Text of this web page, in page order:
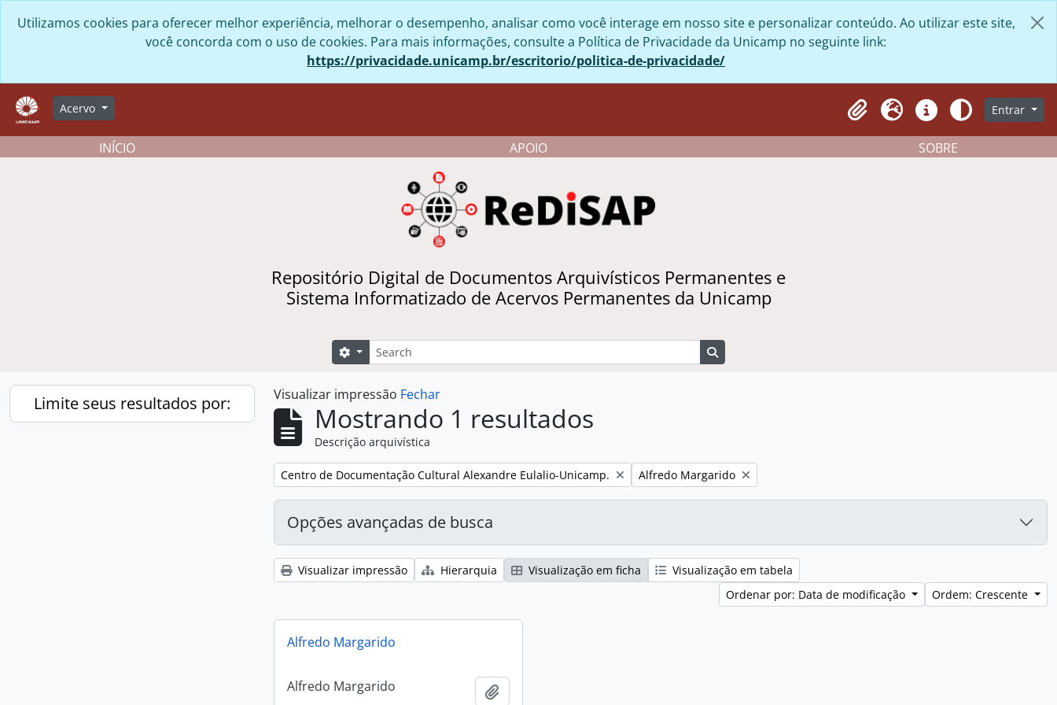
Utilizamos cookies para oferecer melhor experiência, melhorar o desempenho, analisar como você interage em nosso site e personalizar conteúdo. Ao utilizar este site,
você concorda com o uso de cookies. Para mais informações, consulte a Política de Privacidade da Unicamp no seguinte link:
https://privacidade.unicamp.br/escritorio/politica-de-privacidade/
Acervo
Clipboard
Idioma AtalhosAparênciaEntrar
INÍCIO APOIO SOBRE
Repositório Digital de Documentos Arquivísticos Permanentes e
Sistema Informatizado de Acervos Permanentes da Unicamp
Buscar
Opções de busca
Limite seus resultados por: Visualizar impressão Fechar
Mostrando 1 resultados
Descrição arquivística
Remover filtro:
Centro de Documentação Cultural Alexandre Eulalio-Unicamp. Remover filtro:
Alfredo Margarido
Opções avançadas de busca
Visualizar impressão Hierarquia Visualização em ficha
Visualização em tabela
Ordenar por: Data de modificação
Ordem: Crescente
Alfredo Margarido
Alfredo Margarido